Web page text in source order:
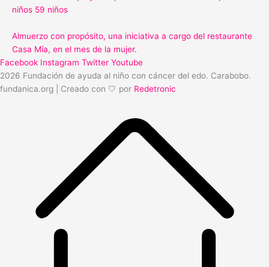
niños 59 niños
Almuerzo con propósito, una iniciativa a cargo del restaurante
Casa Mía, en el mes de la mujer.
Facebook Instagram Twitter Youtube
2026 Fundación de ayuda al niño con cáncer del edo. Carabobo.
fundanica.org | Creado con 🤍 por Redetronic